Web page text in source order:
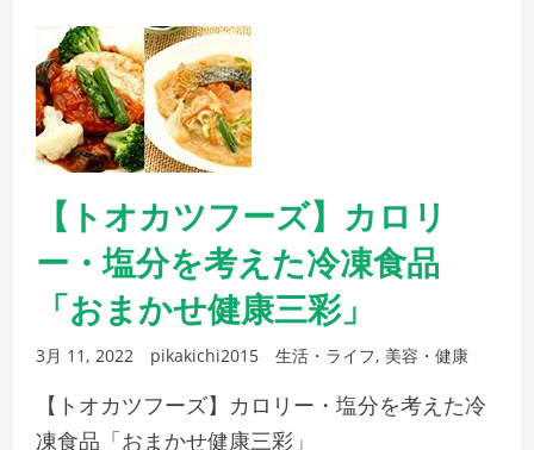
【トオカツフーズ】カロリ
ー・塩分を考えた冷凍食品
「おまかせ健康三彩」
3月 11, 2022 pikakichi2015 生活・ライフ, 美容・健康
【トオカツフーズ】カロリー・塩分を考えた冷
凍食品「おまかせ健康三彩」